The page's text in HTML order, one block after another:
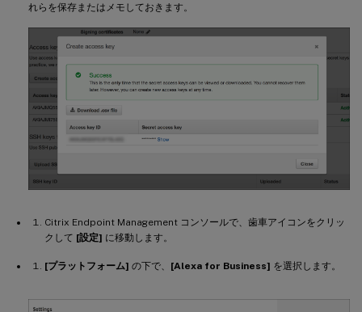
れらを保存またはメモしておきます。
Citrix Endpoint Management コンソールで、歯車アイコンをクリッ
クして [設定] に移動します。
[プラットフォーム] の下で、 [Alexa for Business] を選択します。